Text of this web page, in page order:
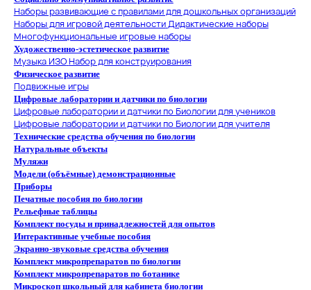
Наборы развивающие с правилами для дошкольных организаций
Наборы для игровой деятельностиДидактические наборы
Многофункциональные игровые наборы
Художественно-эстетическое развитие
Музыка ИЗОНабор для конструирования
Физическое развитие
Подвижные игры
Цифровые лаборатории и датчики по биологии
Цифровые лаборатории и датчики по Биологии для учеников
Цифровые лаборатории и датчики по Биологии для учителя
Технические средства обучения по биологии
Натуральные объекты
Муляжи
Модели (объёмные) демонстрационные
Приборы
Печатные пособия по биологии
Рельефные таблицы
Комплект посуды и принадлежностей для опытов
Интерактивные учебные пособия
Экранно-звуковые средства обучения
Комплект микропрепаратов по биологии
Комплект микропрепаратов по ботанике
Микроскоп школьный для кабинета биологии